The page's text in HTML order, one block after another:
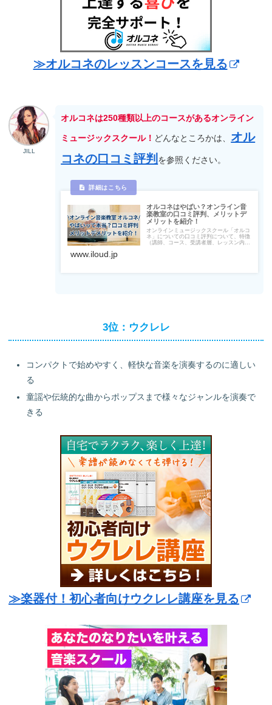
≫オルコネのレッスンコースを見る
JILL
オルコネは250種類以上のコースがあるオンライン
ミュージックスクール！ どんなところかは、 オル
コネの口コミ評判 を参照ください。
オルコネはやばい？オンライン音
楽教室の口コミ評判、メリットデ
メリットを紹介！
オンラインミュージックスクール「オルコ
ネ」についての口コミ評判について、特徴
（講師、コース、受講者層、レッスン内
www.iloud.jp
3位：ウクレレ
コンパクトで始めやすく、軽快な音楽を演奏するのに適しい
る
童謡や伝統的な曲からポップスまで様々なジャンルを演奏で
きる
≫楽器付！初心者向けウクレレ講座を見る